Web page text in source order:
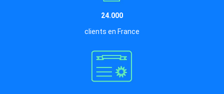
24.000
clients en France